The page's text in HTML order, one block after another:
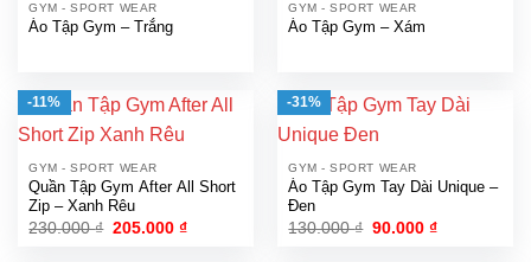
GYM - SPORT WEAR
Áo Tập Gym – Trắng
GYM - SPORT WEAR
Áo Tập Gym – Xám
-11%
GYM - SPORT WEAR
Quần Tập Gym After All Short
Zip – Xanh Rêu
230.000₫ Giá
205.000₫Giá
-31%
GYM - SPORT WEAR
Áo Tập Gym Tay Dài Unique –
Đen
130.000₫ Giá
90.000₫Giá